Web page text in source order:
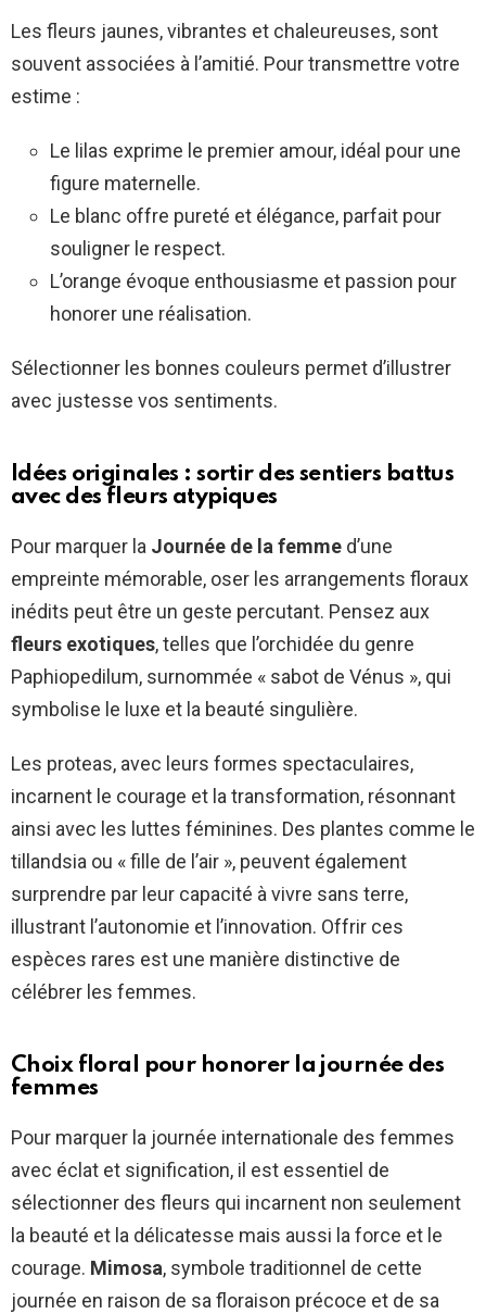
Les fleurs jaunes, vibrantes et chaleureuses, sont
souvent associées à l’amitié. Pour transmettre votre
estime :
Le lilas exprime le premier amour, idéal pour une
figure maternelle.
Le blanc offre pureté et élégance, parfait pour
souligner le respect.
L’orange évoque enthousiasme et passion pour
honorer une réalisation.
Sélectionner les bonnes couleurs permet d’illustrer
avec justesse vos sentiments.
Idées originales : sortir des sentiers battus
avec des fleurs atypiques
Pour marquer la Journée de la femme d’une
empreinte mémorable, oser les arrangements floraux
inédits peut être un geste percutant. Pensez aux
fleurs exotiques, telles que l’orchidée du genre
Paphiopedilum, surnommée « sabot de Vénus », qui
symbolise le luxe et la beauté singulière.
Les proteas, avec leurs formes spectaculaires,
incarnent le courage et la transformation, résonnant
ainsi avec les luttes féminines. Des plantes comme le
tillandsia ou « fille de l’air », peuvent également
surprendre par leur capacité à vivre sans terre,
illustrant l’autonomie et l’innovation. Offrir ces
espèces rares est une manière distinctive de
célébrer les femmes.
Choix floral pour honorer la journée des
femmes
Pour marquer la journée internationale des femmes
avec éclat et signification, il est essentiel de
sélectionner des fleurs qui incarnent non seulement
la beauté et la délicatesse mais aussi la force et le
courage. Mimosa, symbole traditionnel de cette
journée en raison de sa floraison précoce et de sa